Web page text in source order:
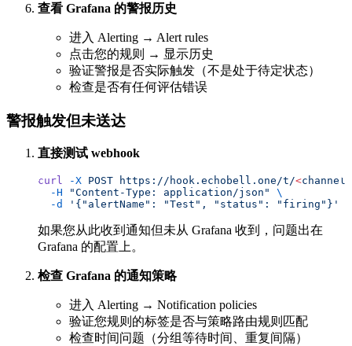
查看 Grafana 的警报历史
进入 Alerting → Alert rules
点击您的规则 → 显示历史
验证警报是否实际触发（不是处于待定状态）
检查是否有任何评估错误
警报触发但未送达
直接测试 webhook
curl -X POST https://hook.echobell.one/t/<
  -H
"Content-Type: application/json"
\
  -d
'{"alertName": "Test", "status": "firing"}'
如果您从此收到通知但未从 Grafana 收到，问题出在
Grafana 的配置上。
检查 Grafana 的通知策略
进入 Alerting → Notification policies
验证您规则的标签是否与策略路由规则匹配
检查时间问题（分组等待时间、重复间隔）